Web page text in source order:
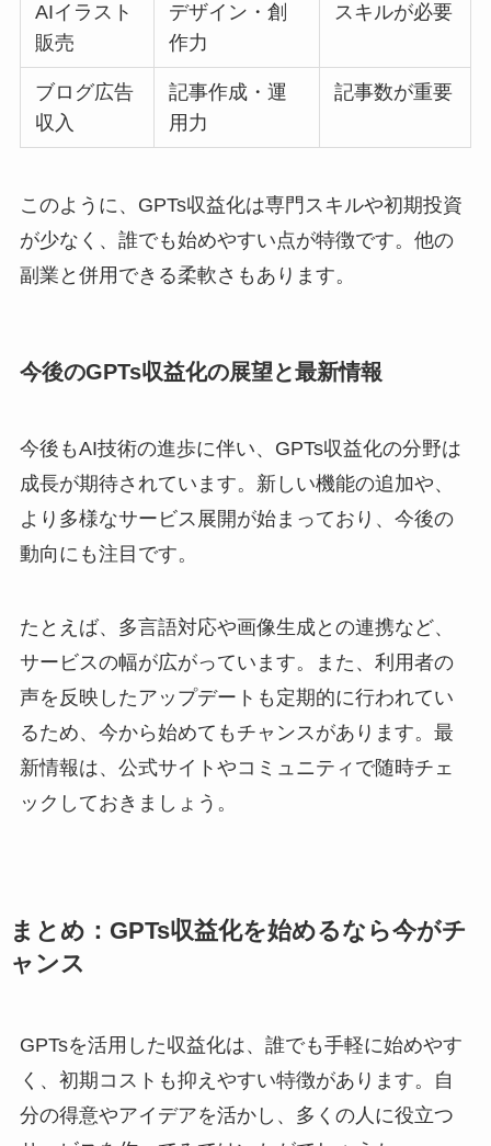
AIイラスト
販売
デザイン・創
作力
スキルが必要
ブログ広告
収入
記事作成・運
用力
記事数が重要
このように、GPTs収益化は専門スキルや初期投資
が少なく、誰でも始めやすい点が特徴です。他の
副業と併用できる柔軟さもあります。
今後のGPTs収益化の展望と最新情報
今後もAI技術の進歩に伴い、GPTs収益化の分野は
成長が期待されています。新しい機能の追加や、
より多様なサービス展開が始まっており、今後の
動向にも注目です。
たとえば、多言語対応や画像生成との連携など、
サービスの幅が広がっています。また、利用者の
声を反映したアップデートも定期的に行われてい
るため、今から始めてもチャンスがあります。最
新情報は、公式サイトやコミュニティで随時チェ
ックしておきましょう。
まとめ：GPTs収益化を始めるなら今がチ
ャンス
GPTsを活用した収益化は、誰でも手軽に始めやす
く、初期コストも抑えやすい特徴があります。自
分の得意やアイデアを活かし、多くの人に役立つ